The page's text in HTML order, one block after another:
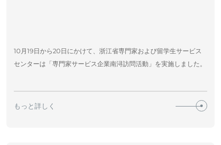
10月19日から20日にかけて、浙江省専門家および留学生サービス
センターは「専門家サービス企業南浔訪問活動」を実施しました。
もっと詳しく